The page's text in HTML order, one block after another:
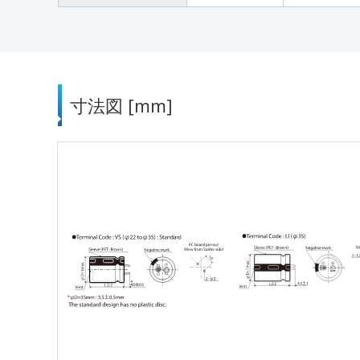
寸法図 [mm]